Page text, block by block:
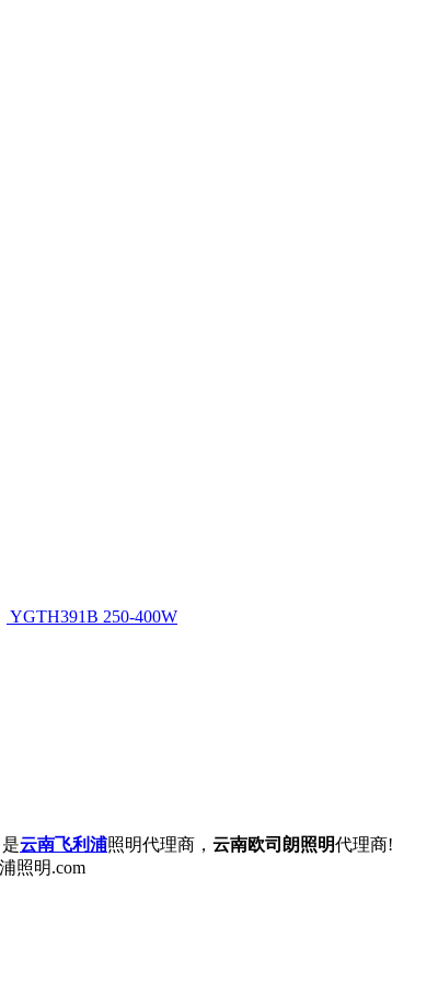
YGTH391B 250-400W
云南飞利浦照明代理商， 云南欧司朗照明代理商!
照明.com